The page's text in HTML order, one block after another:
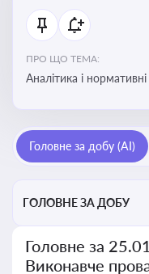
ПРО ЩО ТЕМА:
Аналітика і
завершенню
приватних виконавців
Головне за добу (AI)
ГОЛОВНЕ ЗА ДОБУ
Головне за
Виконавче